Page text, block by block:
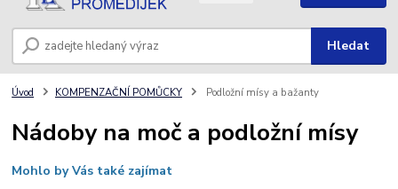
Hledat
Úvod KOMPENZAČNÍ POMŮCKY Podložní mísy a bažanty
Nádoby na moč a podložní mísy
Mohlo by Vás také zajímat